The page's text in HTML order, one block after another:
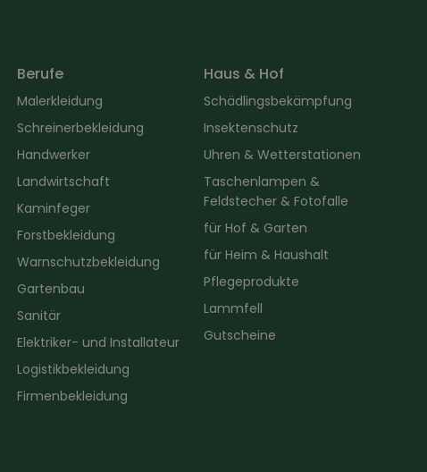
Berufe
Malerkleidung
Schreinerbekleidung
Handwerker
Landwirtschaft
Kaminfeger
Forstbekleidung
Warnschutzbekleidung
Gartenbau
Sanitär
Elektriker- und Installateur
Logistikbekleidung
Firmenbekleidung
Haus & Hof
Schädlingsbekämpfung
Insektenschutz
Uhren & Wetterstationen
Taschenlampen &
Feldstecher & Fotofalle
für Hof & Garten
für Heim & Haushalt
Pflegeprodukte
Lammfell
Gutscheine